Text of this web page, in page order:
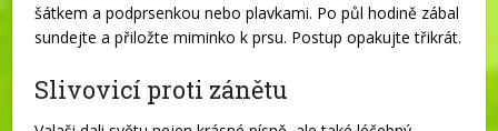
šátkem a podprsenkou nebo plavkami. Po půl hodině zábal
sundejte a přiložte miminko k prsu. Postup opakujte třikrát.
Slivovicí proti zánětu